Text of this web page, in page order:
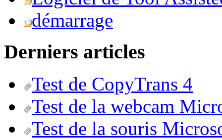
démarrage
Derniers articles
Test de CopyTrans 4
Test de la webcam
Test de la souris